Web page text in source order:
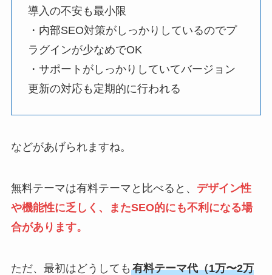
導入の不安も最小限
・内部SEO対策がしっかりしているのでプ
ラグインが少なめでOK
・サポートがしっかりしていてバージョン
更新の対応も定期的に行われる
などがあげられますね。
無料テーマは有料テーマと比べると、 デザイン性
や機能性に乏しく、またSEO的にも不利になる場
合があります。
ただ、最初はどうしても 有料テーマ代（1万〜2万